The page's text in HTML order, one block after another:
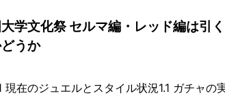
学文化祭 セルマ編・レッド編は引
うか
現在のジュエルとスタイル状況1.1 ガチャ